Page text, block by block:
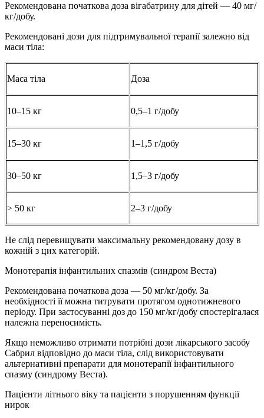
Рекомендована початкова доза вігабатрину для дітей — 40 мг/
кг/добу.
Рекомендовані дози для підтримувальної терапії залежно від
маси тіла:
Маса тіла Доза
10–15 кг 0,5–1 г/добу
15–30 кг 1–1,5 г/добу
30–50 кг 1,5–3 г/добу
> 50 кг 2–3 г/добу
Не слід перевищувати максимальну рекомендовану дозу в
кожній з цих категорій.
Монотерапія інфантильних спазмів (синдром Веста)
Рекомендована початкова доза — 50 мг/кг/добу. За
необхідності її можна титрувати протягом однотижневого
періоду. При застосуванні доз до 150 мг/кг/добу спостерігалася
належна переносимість.
Якщо неможливо отримати потрібні дози лікарського засобу
Сабрил відповідно до маси тіла, слід використовувати
альтернативні препарати для монотерапії інфантильного
спазму (синдрому Веста).
Пацієнти літнього віку та пацієнти з порушенням функції
нирок